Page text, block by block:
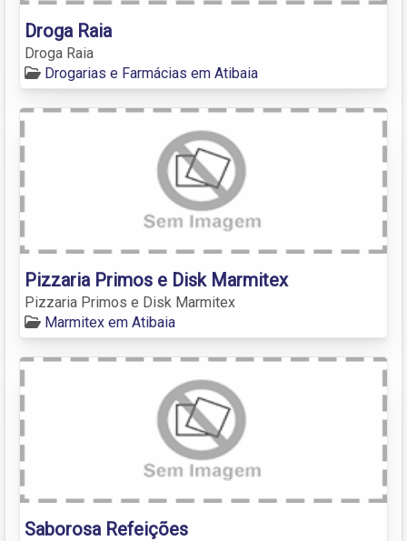
Droga Raia
Droga Raia
Drogarias e Farmácias em Atibaia
Pizzaria Primos e Disk Marmitex
Pizzaria Primos e Disk Marmitex
Marmitex em Atibaia
Saborosa Refeições